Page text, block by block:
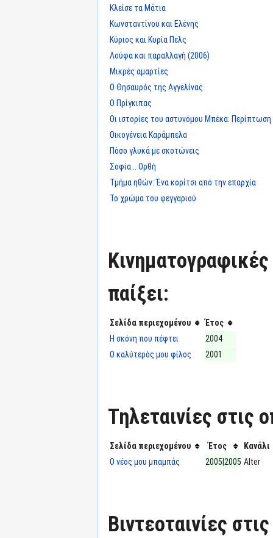
Κλείσε τα Μάτια
Κωνσταντίνου και Ελένης
Κύριος και Κυρία Πελς
Λούφα και παραλλαγή (2006)
Μικρές αμαρτίες
Ο Θησαυρός της Αγγελίνας
Ο Πρίγκιπας
Οι ιστορίες του αστυνόμου Μπέκα: Περίπτωση
Οικογένεια Καράμπελα
Πόσο γλυκά με σκοτώνεις
Σοφία... Ορθή
Τμήμα ηθών: Ένα κορίτσι από την επαρχία
Το χρώμα του φεγγαριού
Κινηματογραφικές
παίξει:
Σελίδα περιεχομένου
Έτος
Η σκόνη που πέφτει
2004
Ο καλύτερός μου φίλος
2001
Τηλεταινίες στις
Σελίδα περιεχομένου Έτος
Κανάλι
Ο νέος μου μπαμπάς
2005|2005 Alter
Βιντεοταινίες